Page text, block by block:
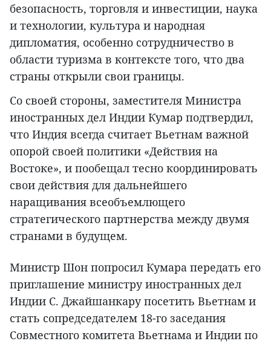
безопасность, торговля и инвестиции, наука
и технологии, культура и народная
дипломатия, особенно сотрудничество в
области туризма в контексте того, что два
страны открыли свои границы.
Со своей стороны, заместителя Министра
иностранных дел Индии Кумар подтвердил,
что Индия всегда считает Вьетнам важной
опорой своей политики «Действия на
Востоке», и пообещал тесно координировать
свои действия для дальнейшего
наращивания всеобъемлющего
стратегического партнерства между двумя
странами в будущем.
Министр Шон попросил Кумара передать его
приглашение министру иностранных дел
Индии С. Джайшанкару посетить Вьетнам и
стать сопредседателем 18-го заседания
Совместного комитета Вьетнама и Индии по